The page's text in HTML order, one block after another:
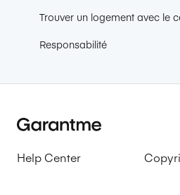
1-clic GLI
Agenda
Gestion des sinistres
Trouver un logement avec le
Responsabilité
Help Center